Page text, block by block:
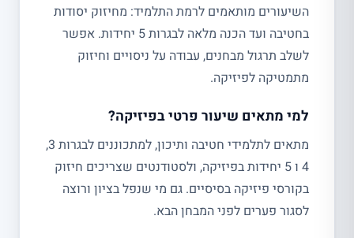
השיעורים מותאמים לרמת התלמיד: מחיזוק יסודות
בחטיבה ועד הכנה מלאה לבגרות 5 יחידות. אפשר
לשלב תרגול מבחנים, עבודה על ניסויים וחיזוק
מתמטיקה לפיזיקה.
למי מתאים שיעור פרטי בפיזיקה?
מתאים לתלמידי חטיבה ותיכון, למתכוננים לבגרות 3,
4 ו 5 יחידות בפיזיקה, ולסטודנטים שצריכים חיזוק
בקורסי פיזיקה בסיסיים. גם מי שנפל בציון ורוצה
לסגור פערים לפני המבחן הבא.